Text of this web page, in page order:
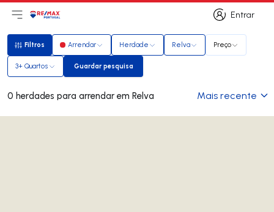
Entrar
Entrar
Abri menu principal
LogoIr para página inicial
Filtros
Filtros Arrendar Herdade Relva Preço
3+ Quartos Guardar pesquisa
Guardar pesquisa
0 herdades para arrendar em Relva Mais recente